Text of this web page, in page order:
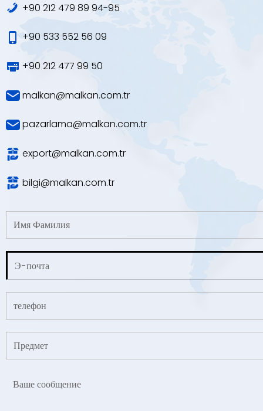
+90 212 479 89 94-95
+90 533 552 56 09
+90 212 477 99 50
malkan@malkan.com.tr
pazarlama@malkan.com.tr
export@malkan.com.tr
bilgi@malkan.com.tr